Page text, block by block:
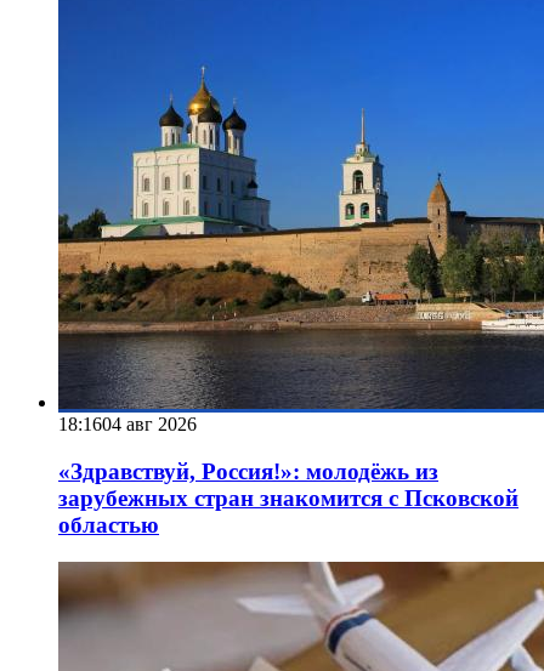
18:1604 авг 2026
«Здравствуй, Россия!»: молодёжь из
зарубежных стран знакомится с Псковской
областью